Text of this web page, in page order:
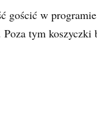
gościć w
tym koszyczki